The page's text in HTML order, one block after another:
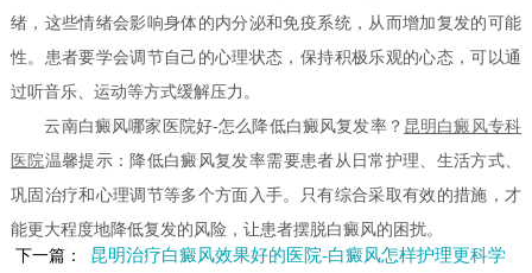
绪，这些情绪会影响身体的内分泌和免疫系统，从而增加复发的可能
性。患者要学会调节自己的心理状态，保持积极乐观的心态，可以通
过听音乐、运动等方式缓解压力。
云南白癜风哪家医院好-怎么降低白癜风复发率？ 昆明白癜风专科
医院温馨提示：降低白癜风复发率需要患者从日常护理、生活方式、
巩固治疗和心理调节等多个方面入手。只有综合采取有效的措施，才
能更大程度地降低复发的风险，让患者摆脱白癜风的困扰。
下一篇：
昆明治疗白癜风效果好的医院-白癜风怎样护理更科学